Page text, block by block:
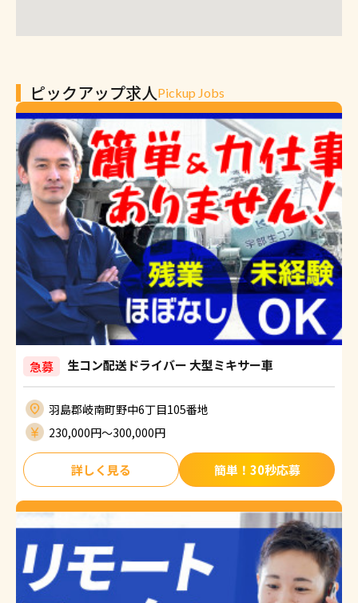
ピックアップ求人Pickup Jobs
急募 生コン配送ドライバー 大型ミキサー車
羽島郡岐南町野中6丁目105番地
230,000円〜300,000円
詳しく見る 簡単！30秒応募